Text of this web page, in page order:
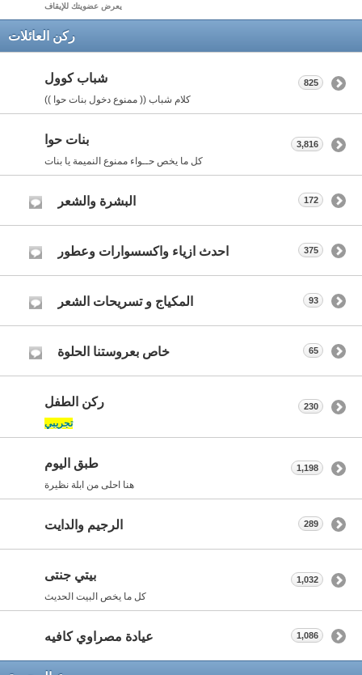
يعرض عضويتك للإيقاف
ركن العائلات
شباب كوول
كلام شباب (( ممنوع دخول بنات حوا ))
825
بنات حوا
كل ما يخص حــواء ممنوع النميمة يا بنات
3,816
البشرة والشعر 172
احدث ازياء واكسسوارات وعطور 375
المكياج و تسريحات الشعر 93
خاص بعروستنا الحلوة 65
ركن الطفل
تجريبي
230
طبق اليوم
هنا احلى من ابلة نظيرة
1,198
الرجيم والدايت 289
بيتي جنتى
كل ما يخص البيت الحديث
1,032
عيادة مصراوي كافيه 1,086